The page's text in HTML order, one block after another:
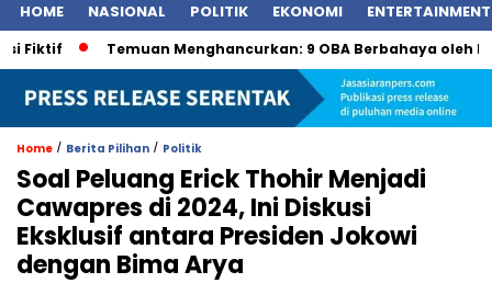
HOME NASIONAL POLITIK EKONOMI ENTERTAINMENT
Temuan Menghancurkan: 9 OBA Berbahaya oleh BPOM
Home / Berita Pilihan / Politik
Soal Peluang Erick Thohir Menjadi
Cawapres di 2024, Ini Diskusi
Eksklusif antara Presiden Jokowi
dengan Bima Arya